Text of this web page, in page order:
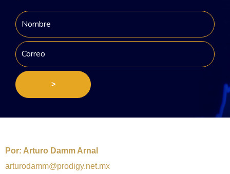
>
Por: Arturo Damm Arnal
arturodamm@prodigy.net.mx